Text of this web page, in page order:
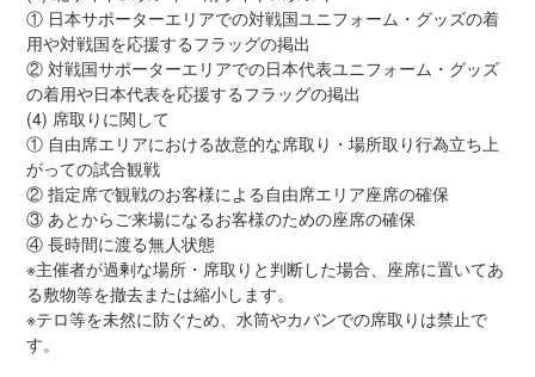
① 日本サポーターエリアでの対戦国ユニフォーム・グッズの着
用や対戦国を応援するフラッグの掲出
② 対戦国サポーターエリアでの日本代表ユニフォーム・グッズ
の着用や日本代表を応援するフラッグの掲出
(4) 席取りに関して
① 自由席エリアにおける故意的な席取り・場所取り行為立ち上
がっての試合観戦
② 指定席で観戦のお客様による自由席エリア座席の確保
③ あとからご来場になるお客様のための座席の確保
④ 長時間に渡る無人状態
※主催者が過剰な場所・席取りと判断した場合、座席に置いてあ
る敷物等を撤去または縮小します。
※テロ等を未然に防ぐため、水筒やカバンでの席取りは禁止で
す。